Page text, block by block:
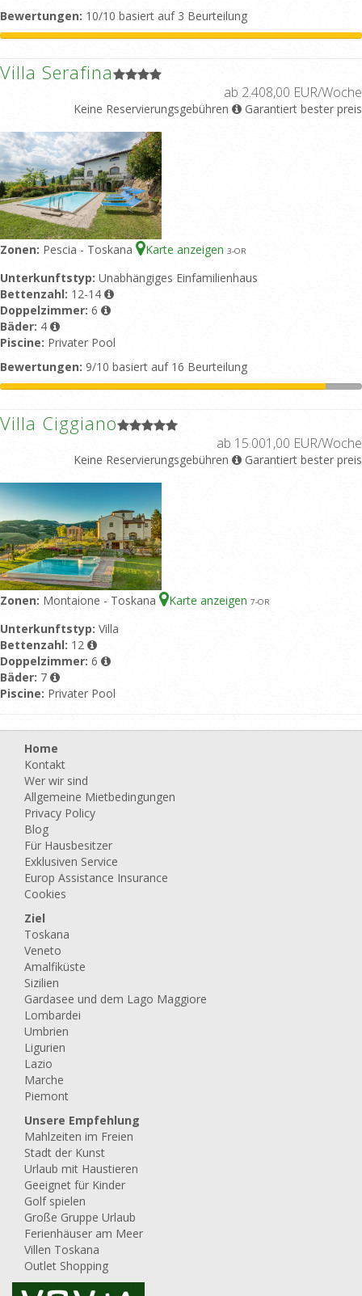
Bewertungen: 10/10 basiert auf 3 Beurteilung
Villa Serafina
ab 2.408,00 EUR/Woche
Keine Reservierungsgebühren Garantiert bester preis
Zonen: Pescia - Toskana Karte anzeigen 3-OR
Unterkunftstyp: Unabhängiges Einfamilienhaus
Bettenzahl: 12-14
Doppelzimmer: 6
Bäder: 4
Piscine: Privater Pool
Bewertungen: 9/10 basiert auf 16 Beurteilung
Villa Ciggiano
ab 15.001,00 EUR/Woche
Keine Reservierungsgebühren Garantiert bester preis
Zonen: Montaione - Toskana Karte anzeigen 7-OR
Unterkunftstyp: Villa
Bettenzahl: 12
Doppelzimmer: 6
Bäder: 7
Piscine: Privater Pool
Home
Kontakt
Wer wir sind
Allgemeine Mietbedingungen
Privacy Policy
Blog
Für Hausbesitzer
Exklusiven Service
Europ Assistance Insurance
Cookies
Ziel
Toskana
Veneto
Amalfiküste
Sizilien
Gardasee und dem Lago Maggiore
Lombardei
Umbrien
Ligurien
Lazio
Marche
Piemont
Unsere Empfehlung
Mahlzeiten im Freien
Stadt der Kunst
Urlaub mit Haustieren
Geeignet für Kinder
Golf spielen
Große Gruppe Urlaub
Ferienhäuser am Meer
Villen Toskana
Outlet Shopping